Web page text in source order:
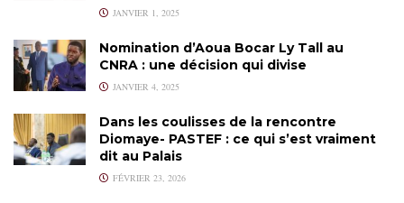
JANVIER 1, 2025
Nomination d’Aoua Bocar Ly Tall au
CNRA : une décision qui divise
JANVIER 4, 2025
Dans les coulisses de la rencontre
Diomaye- PASTEF : ce qui s’est vraiment
dit au Palais
FÉVRIER 23, 2026